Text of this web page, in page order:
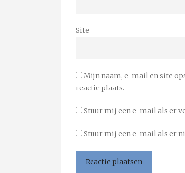
Site
Mijn naam, e-mail en site
reactie plaats.
Stuur mij een e-mail als er
Stuur mij een e-mail als er